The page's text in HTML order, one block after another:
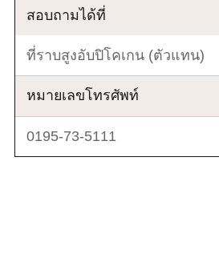
สอบถามได้ที่
ที่ราบสูงอับปิโคเกน (ตัวแทน)
หมายเลขโทรศัพท์
0195-73-5111